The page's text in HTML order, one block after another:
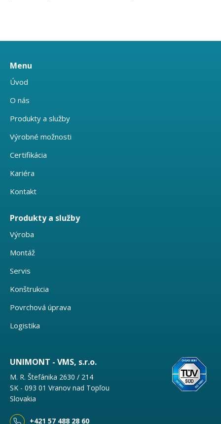
Menu
Úvod
O nás
Produkty a služby
Výrobné možnosti
Certifikácia
Kariéra
Kontakt
Produkty a služby
Výroba
Montáž
Servis
Konštrukcia
Povrchová úprava
Logistika
UNIMONT - VMS, s.r.o.
M. R. Štefánika 2630 / 214
SK - 093 01 Vranov nad Topľou
Slovakia
+421 57 488 28 60